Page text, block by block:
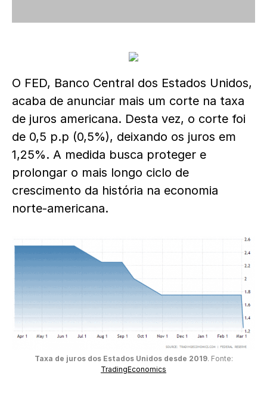
O FED, Banco Central dos Estados Unidos,
acaba de anunciar mais um corte na taxa
de juros americana. Desta vez, o corte foi
de 0,5 p.p (0,5%), deixando os juros em
1,25%. A medida busca proteger e
prolongar o mais longo ciclo de
crescimento da história na economia
norte-americana.
Taxa de juros dos Estados Unidos desde 2019. Fonte:
TradingEconomics